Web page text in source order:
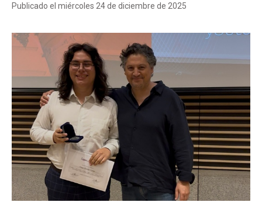
Publicado el miércoles 24 de diciembre de 2025